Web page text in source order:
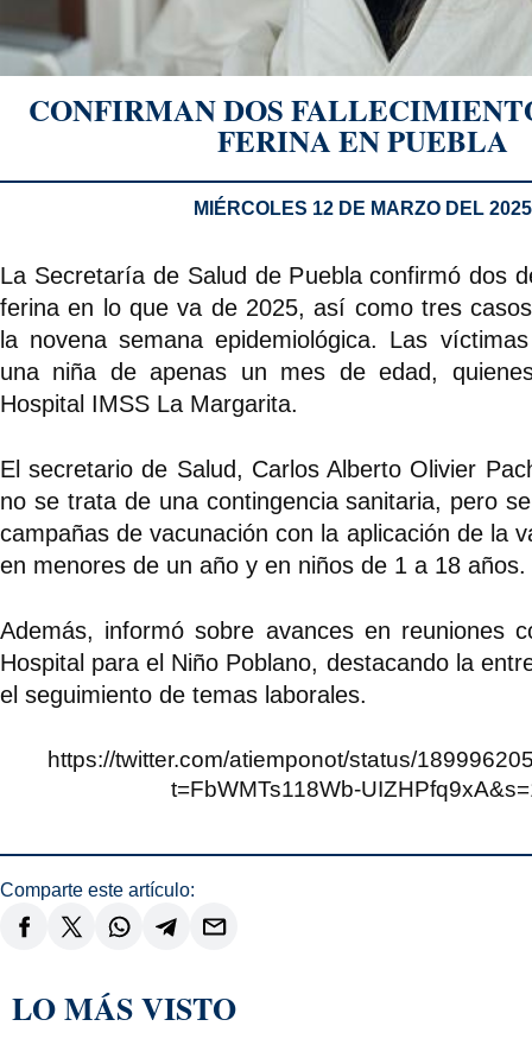
CONFIRMAN DOS
FERINA EN PUEBLA
MIÉRCOLES 12 DE MARZO DEL 2025
La Secretaría de Salud de Puebla confirmó dos
ferina en lo que va de 2025, así como tres
la novena semana epidemiológica. Las
una niña de apenas un mes de edad,
Hospital IMSS La Margarita.
El secretario de Salud, Carlos Alberto Olivier
no se trata de una contingencia sanitaria, pero
campañas de vacunación con la aplicación de la
en menores de un año y en niños de 1 a 18 años.
Además, informó sobre avances en reuniones
Hospital para el Niño Poblano, destacando la
el seguimiento de temas laborales.
https://twitter.com/atiemponot/status/
t=FbWMTs118Wb-
Comparte este artículo:
LO MÁS VISTO